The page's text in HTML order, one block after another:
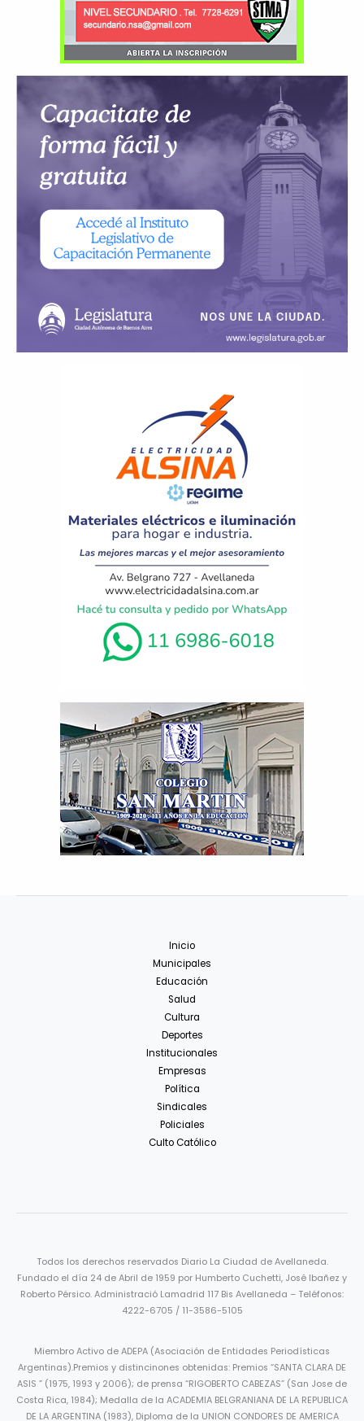
Inicio
Municipales
Educación
Salud
Cultura
Deportes
Institucionales
Empresas
Política
Sindicales
Policiales
Culto Católico
Todos los derechos reservados Diario La Ciudad de Avellaneda.
Fundado el día 24 de Abril de 1959 por Humberto Cuchetti, José Ibañez y
Roberto Pérsico. Administració Lamadrid 117 Bis Avellaneda – Teléfonos:
4222-6705 / 11-3586-5105
Miembro Activo de ADEPA (Asociación de Entidades Periodísticas
Argentinas).Premios y distincinones obtenidas: Premios “SANTA CLARA DE
ASIS ” (1975, 1993 y 2006); de prensa “RIGOBERTO CABEZAS” (San Jose de
Costa Rica, 1984); Medalla de la ACADEMIA BELGRANIANA DE LA REPUBLICA
DE LA ARGENTINA (1983), Diploma de la UNION CONDORES DE AMERICA